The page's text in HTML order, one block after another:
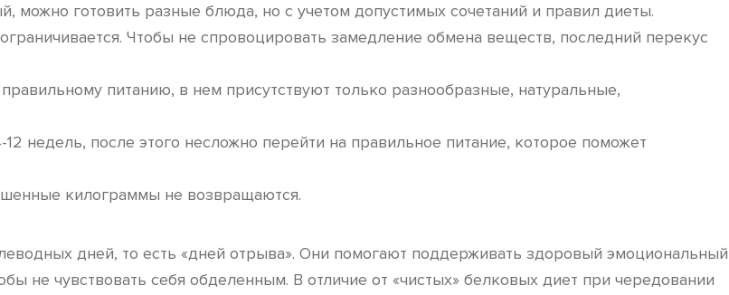
можно готовить разные блюда, но с учетом допустимых сочетаний и правил диеты.
Чтобы не спровоцировать замедление обмена веществ, последний перекус
питанию, в нем присутствуют только разнообразные, натуральные,
недель, после этого несложно перейти на правильное питание, которое поможет
килограммы не возвращаются.
дней, то есть «дней отрыва». Они помогают поддерживать здоровый эмоциональный
не чувствовать себя обделенным. В отличие от «чистых» белковых диет при чередовании